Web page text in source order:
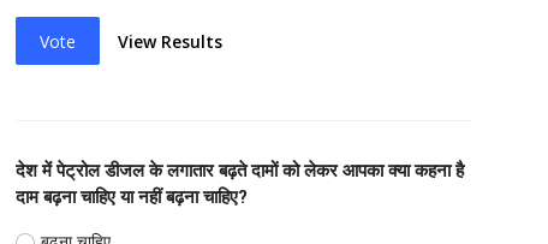
Vote View Results
देश में पेट्रोल डीजल के लगातार बढ़ते दामों को लेकर आपका क्या कहना है
दाम बढ़ना चाहिए या नहीं बढ़ना चाहिए?